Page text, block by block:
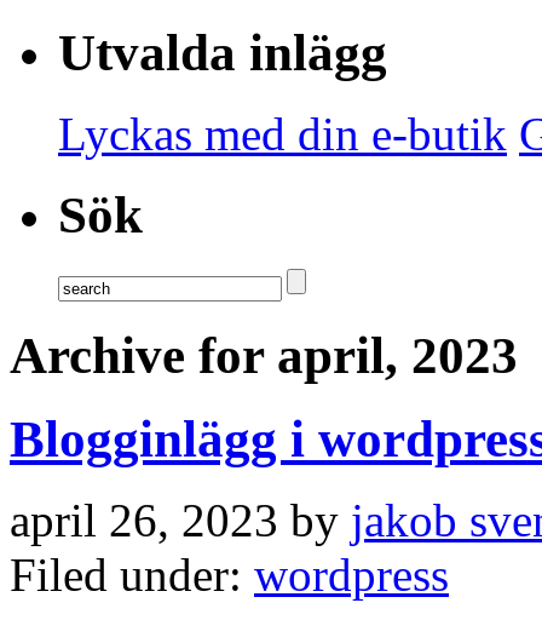
Utvalda inlägg
Lyckas med din e-butik
Sök
Archive for april, 2023
Blogginlägg i
april 26, 2023 by jakob
Filed under: wordpress